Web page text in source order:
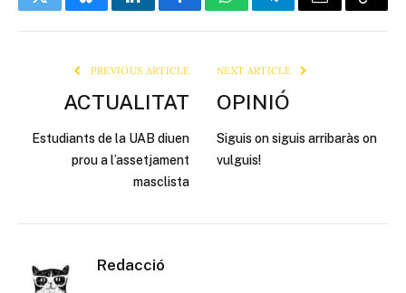
TwitterBlueskyLinkedInFacebookWhatsAppTelegramEmail Copy
PREVIOUS ARTICLE
ACTUALITAT
Estudiants de la UAB diuen
prou a l’assetjament
masclista
NEXT ARTICLE
OPINIÓ
Siguis on siguis arribaràs on
vulguis!
Redacció